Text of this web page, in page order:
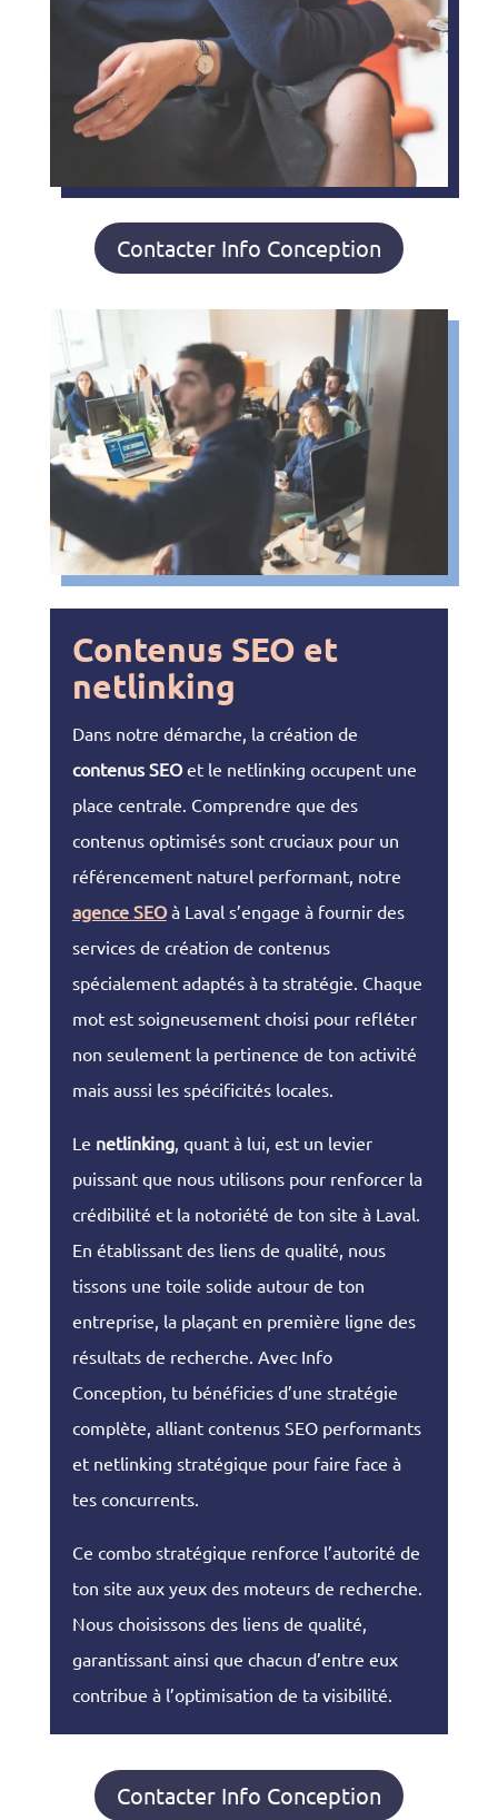
Contacter Info Conception
Contenus SEO et
netlinking
Dans notre démarche, la création de
contenus SEOet le netlinking occupent une
place centrale. Comprendre que des
contenus optimisés sont cruciaux pour un
référencement naturel performant, notre
agence SEOà Laval s’engage à fournir des
services de création de contenus
spécialement adaptés à ta stratégie. Chaque
mot est soigneusement choisi pour refléter
non seulement la pertinence de ton activité
mais aussi les spécificités locales.
Le netlinking, quant à lui, est un levier
puissant que nous utilisons pour renforcer la
crédibilité et la notoriété de ton site à Laval.
En établissant des liens de qualité, nous
tissons une toile solide autour de ton
entreprise, la plaçant en première ligne des
résultats de recherche. Avec Info
Conception, tu bénéficies d’une stratégie
complète, alliant contenus SEO performants
et netlinking stratégique pour faire face à
tes concurrents.
Ce combo stratégique renforce l’autorité de
ton site aux yeux des moteurs de recherche.
Nous choisissons des liens de qualité,
garantissant ainsi que chacun d’entre eux
contribue à l’optimisation de ta visibilité.
Contacter Info Conception